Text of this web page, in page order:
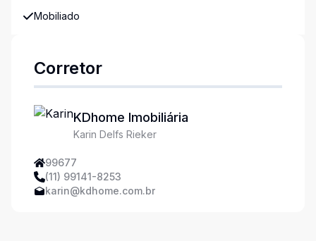
Mobiliado
Corretor
KDhome Imobiliária
Karin Delfs Rieker
99677
(11) 99141-8253
karin@kdhome.com.br